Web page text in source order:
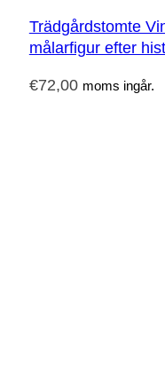
Trädgårdstomte
målarfigur efter
€72,00 moms ingår.